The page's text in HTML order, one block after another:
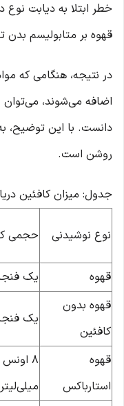
خطر ابتلا به دیابت نوع
قهوه بر متابولیسم
در نتیجه، هنگامی که
اضافه می‌شوند، می‌توان
دانست. با این توضیح،
روشن است.
جدول: میزان کافئین
نوع نوشیدنی حجمی
قهوه
یک
قهوه بدون
کافئین
یک
قهوه
استارباکس